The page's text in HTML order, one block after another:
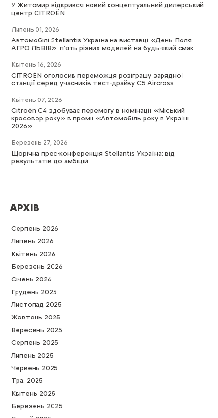
У Житомир відкрився новий концептуальний дилерський
центр CITROËN
Липень 01, 2026
Автомобілі Stellantis Україна на виставці «День Поля
АГРО ЛЬВІВ»: п’ять різних моделей на будь-який смак
Квітень 16, 2026
CITROËN оголосив переможця розіграшу зарядної
станції серед учасників тест-драйву C5 Aircross
Квітень 07, 2026
Citroën C4 здобуває перемогу в номінації «Міський
кросовер року» в премії «Автомобіль року в Україні
2026»
Березень 27, 2026
Щорічна прес-конференція Stellantis Україна: від
результатів до амбіцій
АРХІВ
Серпень 2026
Липень 2026
Квітень 2026
Березень 2026
Cічень 2026
Грудень 2025
Листопад 2025
Жовтень 2025
Вересень 2025
Серпень 2025
Липень 2025
Червень 2025
Тра. 2025
Квітень 2025
Березень 2025